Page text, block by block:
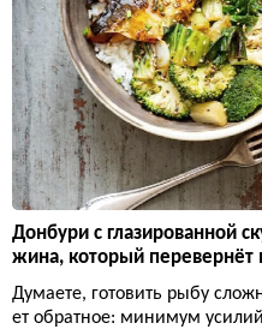
Донбури с глазированной
жина, который перевернёт
Думаете, готовить рыбу
ет обратное: минимум